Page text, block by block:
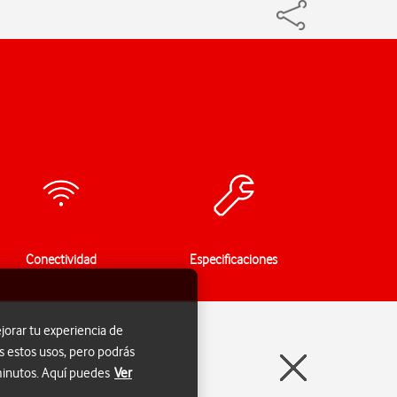
Conectividad Especificaciones
tu experiencia de
estos usos, pero podrás
Aquí puedes Ver